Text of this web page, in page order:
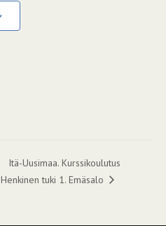
Itä-Uusimaa. Kurssikoulutus
Henkinen tuki 1. Emäsalo